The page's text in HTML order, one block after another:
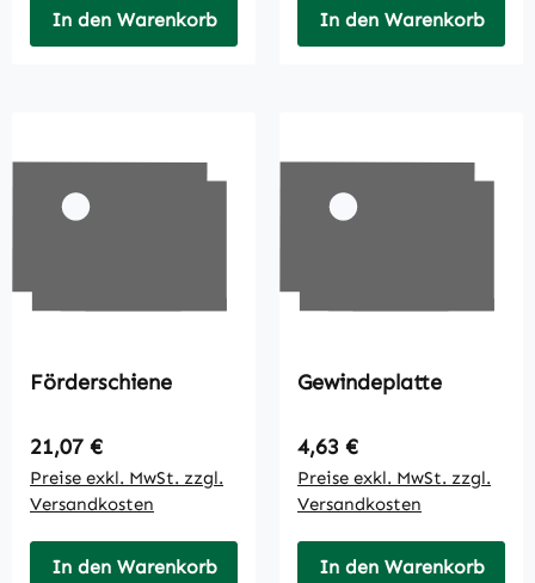
In den Warenkorb In den Warenkorb
Förderschiene
Regulärer Preis:
21,07 €
Preise exkl. MwSt. zzgl.
Versandkosten
In den Warenkorb
Gewindeplatte
Regulärer Preis:
4,63 €
Preise exkl. MwSt. zzgl.
Versandkosten
In den Warenkorb